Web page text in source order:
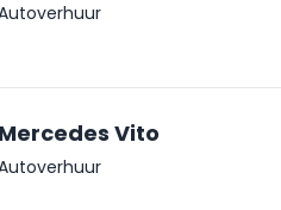
Mercedes Vito